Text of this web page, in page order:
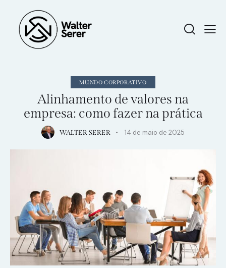
MUNDO CORPORATIVO
Alinhamento de valores na
empresa: como fazer na prática
WALTER SERER 14 de maio de 2025